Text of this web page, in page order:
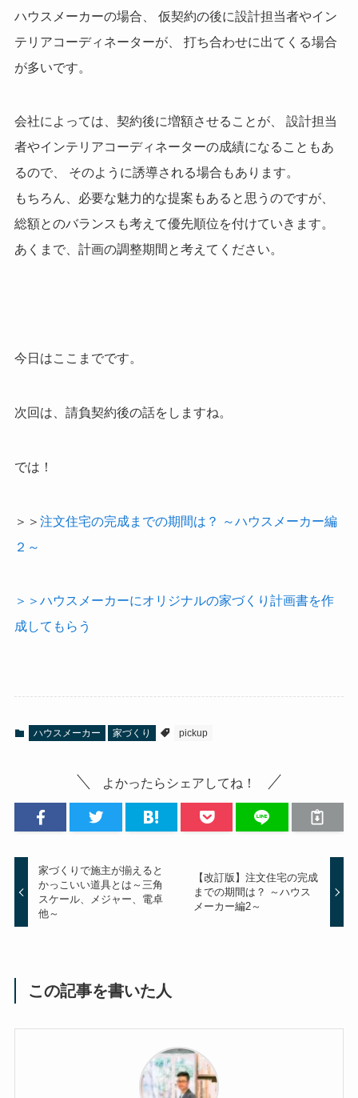
ハウスメーカーの場合、 仮契約の後に設計担当者やイン
テリアコーディネーターが、 打ち合わせに出てくる場合
が多いです。
会社によっては、契約後に増額させることが、 設計担当
者やインテリアコーディネーターの成績になることもあ
るので、 そのように誘導される場合もあります。
もちろん、必要な魅力的な提案もあると思うのですが、
総額とのバランスも考えて優先順位を付けていきます。
あくまで、計画の調整期間と考えてください。
今日はここまでです。
次回は、請負契約後の話をしますね。
では！
＞＞ 注文住宅の完成までの期間は？ ～ハウスメーカー編
２～
＞＞ハウスメーカーにオリジナルの家づくり計画書を作
成してもらう
ハウスメーカー 家づくり pickup
よかったらシェアしてね！
家づくりで施主が揃えると
かっこいい道具とは～三角
スケール、メジャー、電卓
他～
【改訂版】注文住宅の完成
までの期間は？ ～ハウス
メーカー編2～
この記事を書いた人